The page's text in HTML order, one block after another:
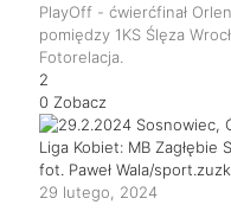
PlayOff - ćwierćfinał
pomiędzy 1KS Ślęza
Fotorelacja.
2
0 Zobacz
29 lutego, 2024